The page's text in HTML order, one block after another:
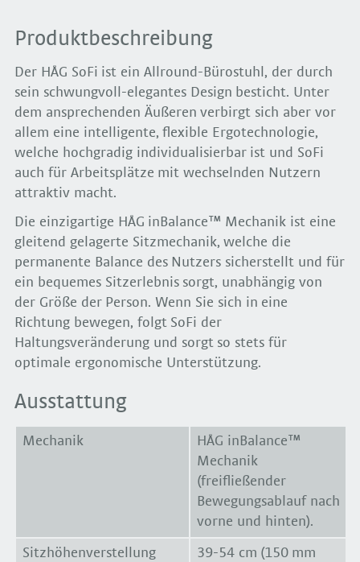
Produktbeschreibung
Der HÅG SoFi ist ein Allround-Bürostuhl, der durch
sein schwungvoll-elegantes Design besticht. Unter
dem ansprechenden Äußeren verbirgt sich aber vor
allem eine intelligente, flexible Ergotechnologie,
welche hochgradig individualisierbar ist und SoFi
auch für Arbeitsplätze mit wechselnden Nutzern
attraktiv macht.
Die einzigartige HÅG inBalance™ Mechanik ist eine
gleitend gelagerte Sitzmechanik, welche die
permanente Balance des Nutzers sicherstellt und für
ein bequemes Sitzerlebnis sorgt, unabhängig von
der Größe der Person. Wenn Sie sich in eine
Richtung bewegen, folgt SoFi der
Haltungsveränderung und sorgt so stets für
optimale ergonomische Unterstützung.
Ausstattung
Mechanik
HÅG inBalance™
Mechanik
(freifließender
Bewegungsablauf nach
vorne und hinten).
Sitzhöhenverstellung
39-54 cm (150 mm